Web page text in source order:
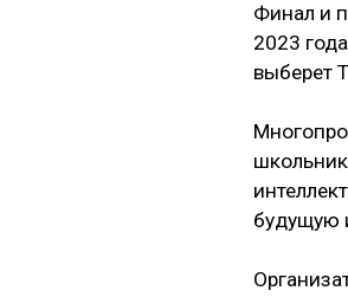
Финал и
2023
выберет
будущую